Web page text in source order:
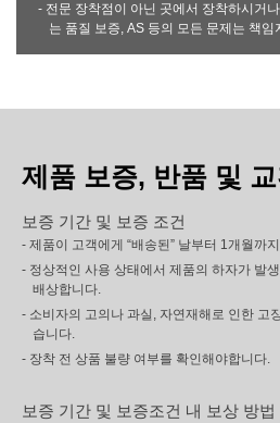
- 전문 장착점이 아닌 곳에서 장착하시거
는 품질 보증, AS 등의 모든 문제는 책임
제품 보증, 반품 및 교
보증 기간 및 보증 조건
- 제품이 고객에게 “배송된” 날부터 1개월까
- 정상적인 사용 상태에서 제품의 하자가 발
배상합니다.
- 소비자의 고의나 과실, 자연재해로 인한 고
습니다.
- 장착 전 상품 불량 여부를 확인해야합니다.
보증 기간 및 보증조건 내 보상 방법